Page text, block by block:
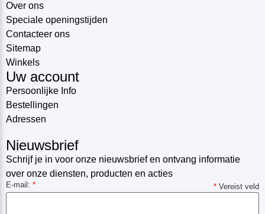
Over ons
Speciale openingstijden
Contacteer ons
Sitemap
Winkels
Uw account
Persoonlijke Info
Bestellingen
Adressen
Nieuwsbrief
Schrijf je in voor onze nieuwsbrief en ontvang informatie
over onze diensten, producten en acties
* Vereist veld
E-mail: *